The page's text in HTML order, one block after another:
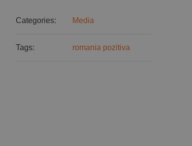
Categories: Media
Tags: romania pozitiva